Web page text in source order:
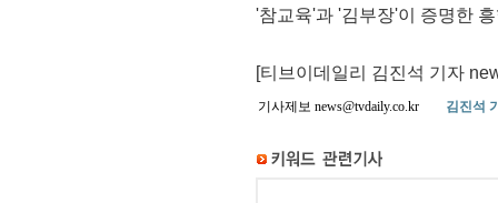
'참교육'과 '김부장'이 증명한
[티브이데일리 김진석 기자
기사제보 news@tvdaily.co.kr 김진석